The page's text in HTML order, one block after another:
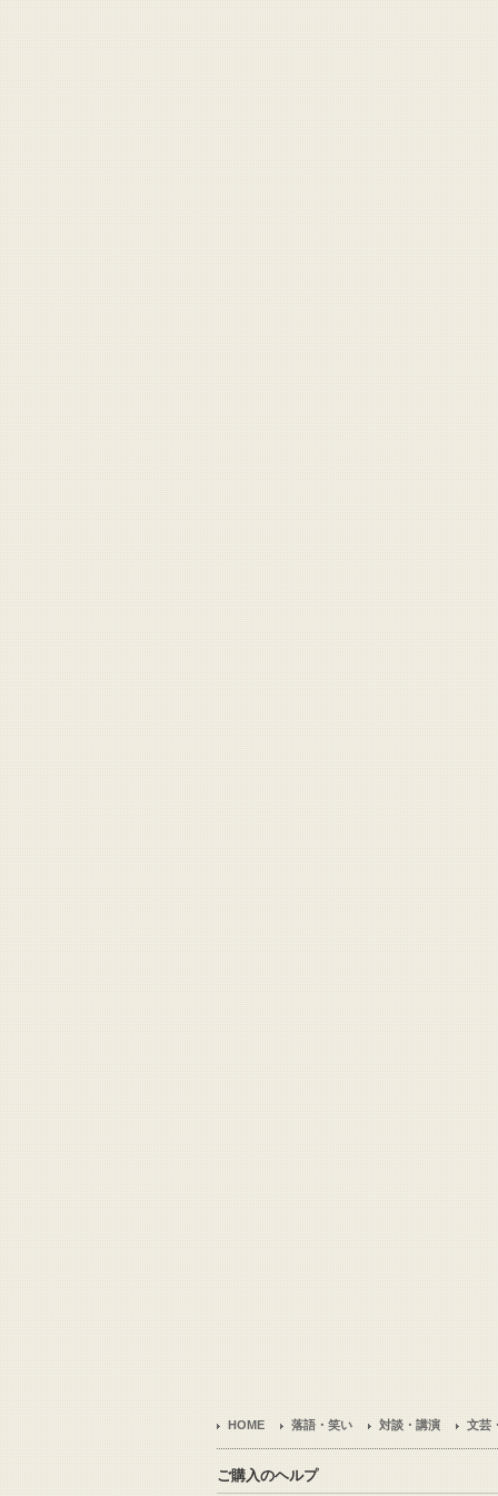
HOME 落語・笑い 対談・講演 文芸
ご購入のヘルプ